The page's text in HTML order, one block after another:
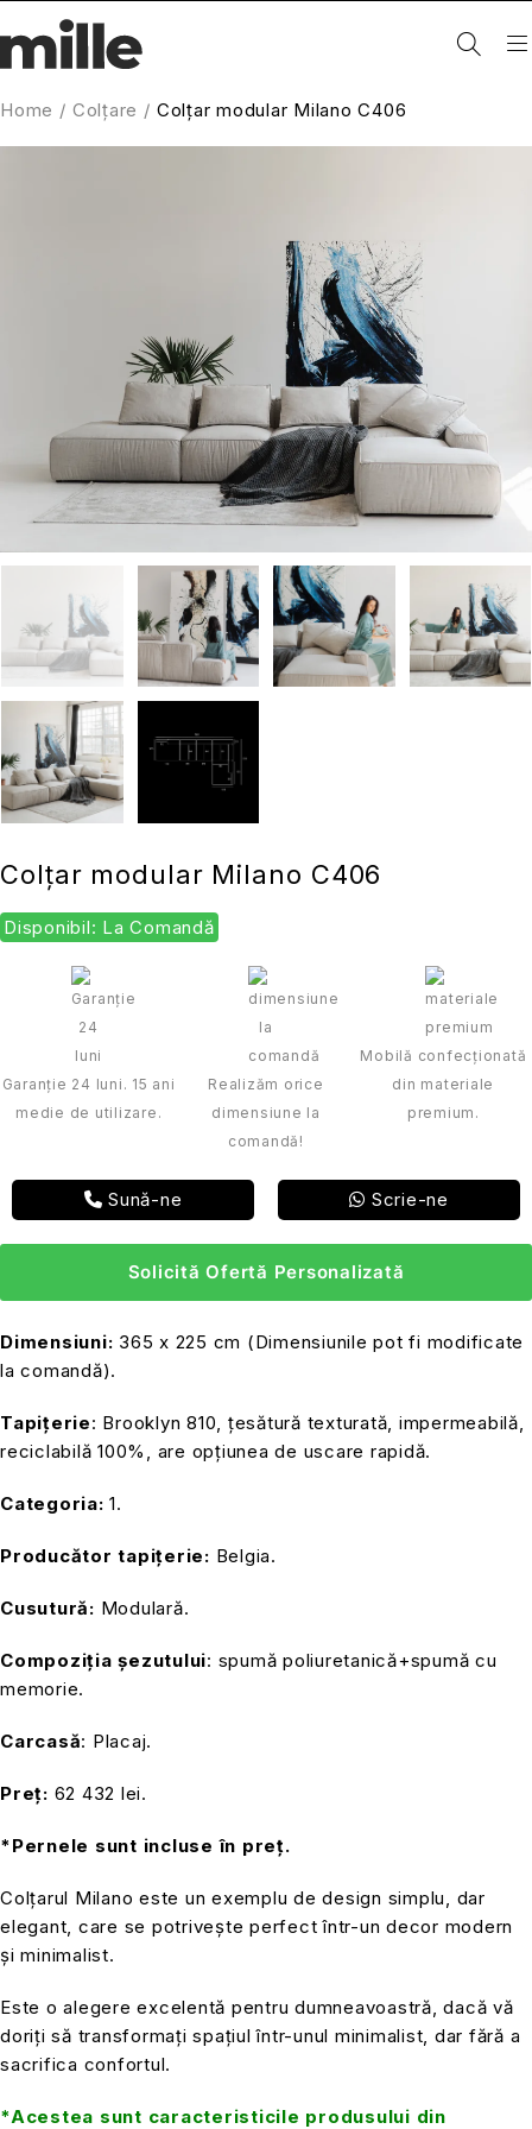
Home / Colțare / Colțar modular Milano C406
Colțar modular Milano C406
Disponibil: La Comandă
Garanție 24 luni. 15 ani
medie de utilizare.
Realizăm orice
dimensiune la
comandă!
Mobilă confecționată
din materiale
premium.
Sună-ne Scrie-ne
Solicită Ofertă Personalizată
Dimensiuni: 365 x 225 cm (Dimensiunile pot fi modificate
la comandă).
Tapițerie: Brooklyn 810, țesătură texturată, impermeabilă,
reciclabilă 100%, are opțiunea de uscare rapidă.
Categoria: 1.
Producător tapițerie: Belgia.
Cusutură: Modulară.
Compoziția șezutului: spumă poliuretanică+spumă cu
memorie.
Carcasă: Placaj.
Preț: 62 432 lei.
*Pernele sunt incluse în preț.
Colțarul Milano este un exemplu de design simplu, dar
elegant, care se potrivește perfect într-un decor modern
și minimalist.
Este o alegere excelentă pentru dumneavoastră, dacă vă
doriți să transformați spațiul într-unul minimalist, dar fără a
sacrifica confortul.
*Acestea sunt caracteristicile produsului din